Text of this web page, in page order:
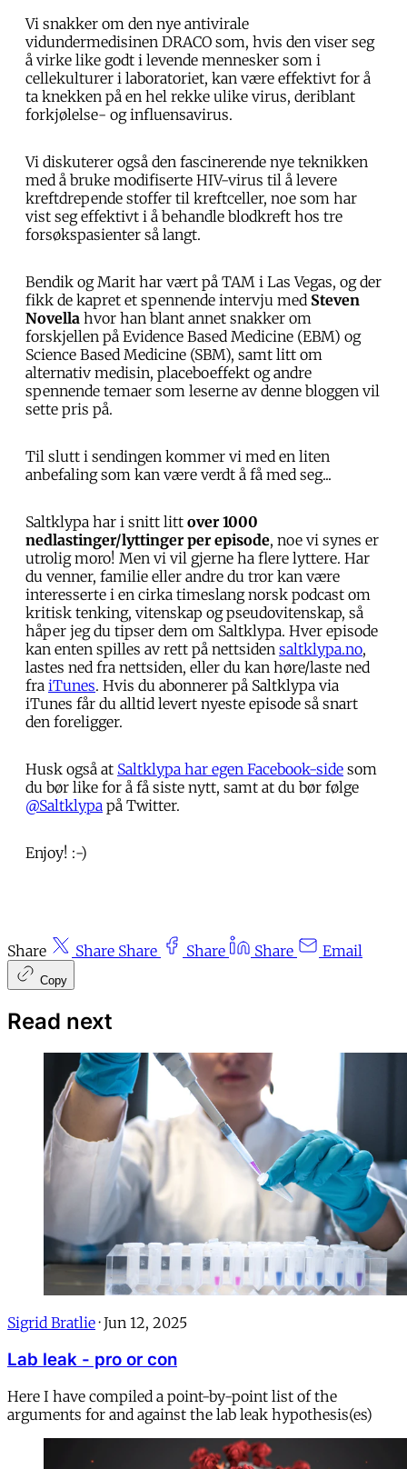
Vi snakker om den nye antivirale
vidundermedisinen DRACO som, hvis den viser seg
å virke like godt i levende mennesker som i
cellekulturer i laboratoriet, kan være effektivt for å
ta knekken på en hel rekke ulike virus, deriblant
forkjølelse- og influensavirus.
Vi diskuterer også den fascinerende nye teknikken
med å bruke modifiserte HIV-virus til å levere
kreftdrepende stoffer til kreftceller, noe som har
vist seg effektivt i å behandle blodkreft hos tre
forsøkspasienter så langt.
Bendik og Marit har vært på TAM i Las Vegas, og der
fikk de kapret et spennende intervju med Steven
Novella hvor han blant annet snakker om
forskjellen på Evidence Based Medicine (EBM) og
Science Based Medicine (SBM), samt litt om
alternativ medisin, placeboeffekt og andre
spennende temaer som leserne av denne bloggen vil
sette pris på.
Til slutt i sendingen kommer vi med en liten
anbefaling som kan være verdt å få med seg...
Saltklypa har i snitt litt over 1000
nedlastinger/lyttinger per episode, noe vi synes er
utrolig moro! Men vi vil gjerne ha flere lyttere. Har
du venner, familie eller andre du tror kan være
interesserte i en cirka timeslang norsk podcast om
kritisk tenking, vitenskap og pseudovitenskap, så
håper jeg du tipser dem om Saltklypa. Hver episode
kan enten spilles av rett på nettsiden saltklypa.no,
lastes ned fra nettsiden, eller du kan høre/laste ned
fra iTunes. Hvis du abonnerer på Saltklypa via
iTunes får du alltid levert nyeste episode så snart
den foreligger.
Husk også at Saltklypa har egen Facebook-side som
du bør like for å få siste nytt, samt at du bør følge
@Saltklypa på Twitter.
Enjoy! :-)
Share Share Share Share Share Email
Copy
Read next
Sigrid Bratlie · Jun 12, 2025
Lab leak - pro or con
Here I have compiled a point-by-point list of the
arguments for and against the lab leak hypothesis(es)